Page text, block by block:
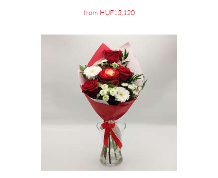
from HUF15,120